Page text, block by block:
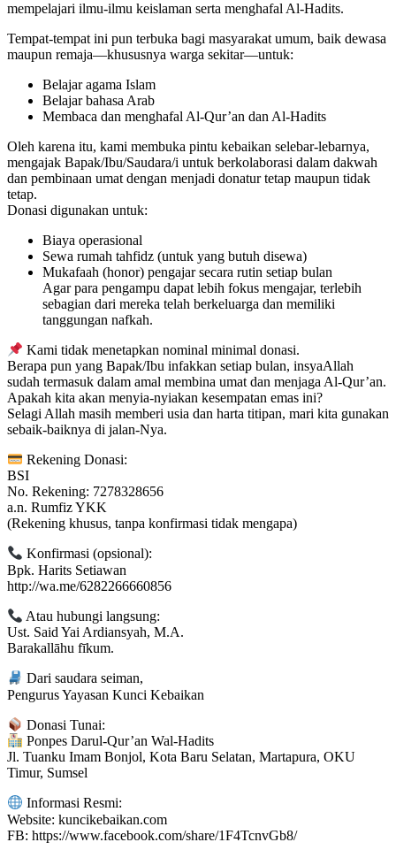
mempelajari ilmu-ilmu keislaman serta menghafal Al-Hadits.
Tempat-tempat ini pun terbuka bagi masyarakat umum, baik dewasa
maupun remaja—khususnya warga sekitar—untuk:
Belajar agama Islam
Belajar bahasa Arab
Membaca dan menghafal Al-Qur’an dan Al-Hadits
Oleh karena itu, kami membuka pintu kebaikan selebar-lebarnya,
mengajak Bapak/Ibu/Saudara/i untuk berkolaborasi dalam dakwah
dan pembinaan umat dengan menjadi donatur tetap maupun tidak
tetap.
Donasi digunakan untuk:
Biaya operasional
Sewa rumah tahfidz (untuk yang butuh disewa)
Mukafaah (honor) pengajar secara rutin setiap bulan
Agar para pengampu dapat lebih fokus mengajar, terlebih
sebagian dari mereka telah berkeluarga dan memiliki
tanggungan nafkah.
Kami tidak menetapkan nominal minimal donasi.
Berapa pun yang Bapak/Ibu infakkan setiap bulan, insyaAllah
sudah termasuk dalam amal membina umat dan menjaga Al-Qur’an.
Apakah kita akan menyia-nyiakan kesempatan emas ini?
Selagi Allah masih memberi usia dan harta titipan, mari kita gunakan
sebaik-baiknya di jalan-Nya.
Rekening Donasi:
BSI
No. Rekening: 7278328656
a.n. Rumfiz YKK
(Rekening khusus, tanpa konfirmasi tidak mengapa)
Konfirmasi (opsional):
Bpk. Harits Setiawan
http://wa.me/6282266660856
Atau hubungi langsung:
Ust. Said Yai Ardiansyah, M.A.
Barakallāhu fīkum.
Dari saudara seiman,
Pengurus Yayasan Kunci Kebaikan
Donasi Tunai:
Ponpes Darul-Qur’an Wal-Hadits
Jl. Tuanku Imam Bonjol, Kota Baru Selatan, Martapura, OKU
Timur, Sumsel
Informasi Resmi:
Website: kuncikebaikan.com
FB: https://www.facebook.com/share/1F4TcnvGb8/